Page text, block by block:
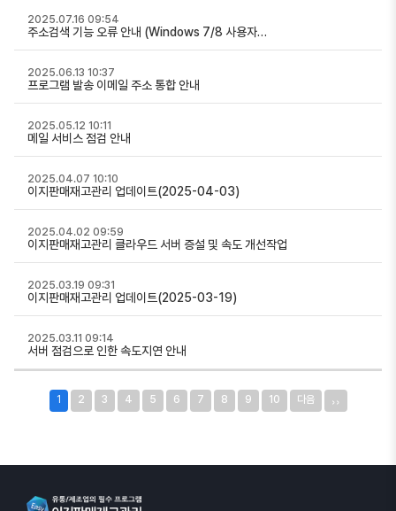
주소검색 기능 오류 안내 (Windows 7/8 사용자…
2025.07.16 09:54
프로그램 발송 이메일 주소 통합 안내
2025.06.13 10:37
메일 서비스 점검 안내
2025.05.12 10:11
이지판매재고관리 업데이트(2025-04-03)
2025.04.07 10:10
이지판매재고관리 클라우드 서버 증설 및 속도 개선작업
2025.04.02 09:59
이지판매재고관리 업데이트(2025-03-19)
2025.03.19 09:31
서버 점검으로 인한 속도지연 안내
2025.03.11 09:14
1 2 3 4 5 6 7 8 9 10 다음 ››